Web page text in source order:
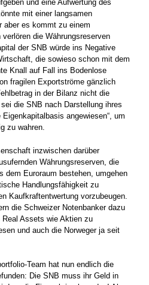
und eine Aufwertung des
mit einer langsamen
aber es kommt zu einem
die Währungsreserven
der SNB würde ins Negative
die sowieso schon mit dem
Knall auf Fall ins Bodenlose
fragilen Exportströme gänzlich
in der Bilanz nicht die
die SNB nach Darstellung ihres
angewiesen“, um
zu wahren.
inzwischen darüber
Währungsreserven, die
dem Euroraum bestehen, umgehen
Handlungsfähigkeit zu
Kaufkraftentwertung vorzubeugen.
die Schweizer Notenbanker dazu
Assets wie Aktien zu
und auch die Norweger ja seit
Team hat nun endlich die
Die SNB muss ihr Geld in